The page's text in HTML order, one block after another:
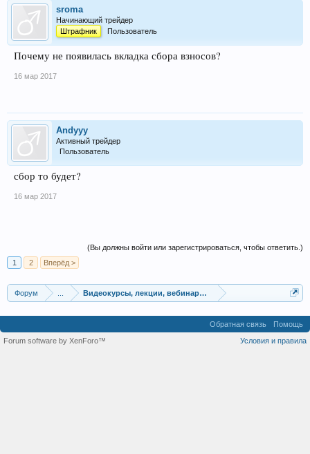
sroma
Начинающий трейдер
Штрафник
Пользователь
Почему не появилась вкладка сбора взносов?
16 мар 2017
Andyyy
Активный трейдер
Пользователь
сбор то будет?
16 мар 2017
(Вы должны войти или зарегистрироваться, чтобы ответить.)
1
2 Вперёд >
Форум Видеокурсы, лекции, вебинары, учебный материал
Обратная связь
Помощь
Условия и правила
Forum software by XenForo™